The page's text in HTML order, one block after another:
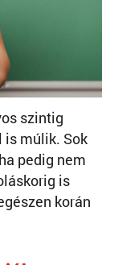
szintig
is múlik. Sok
pedig nem
is
korán